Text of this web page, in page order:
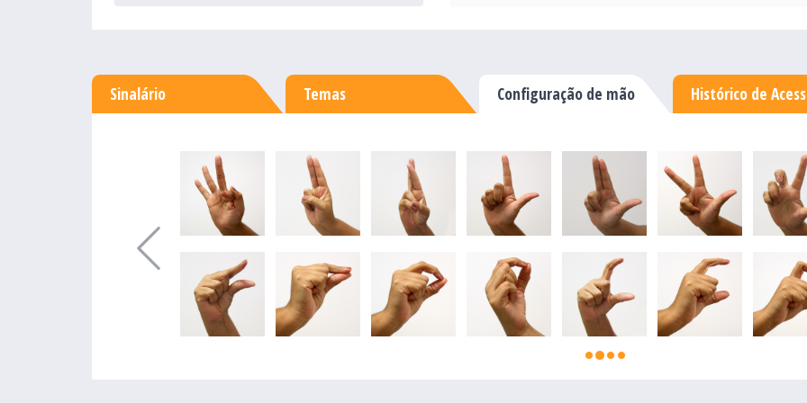
Sinalário Temas Configuração de mão Histórico de